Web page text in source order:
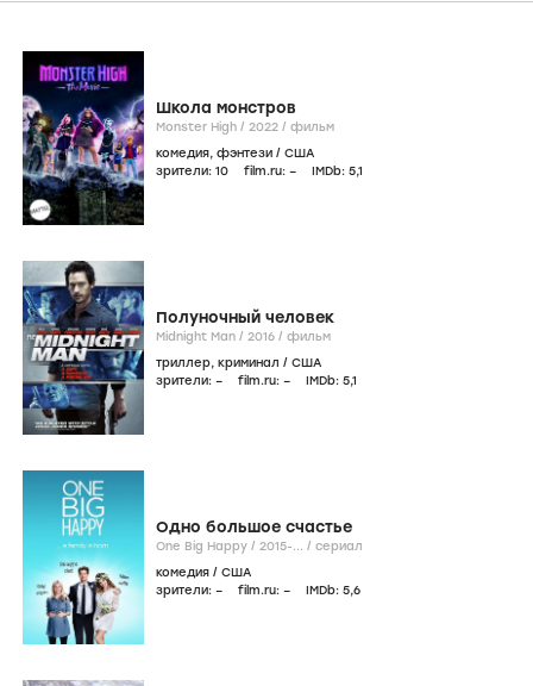
Школа монстров
Monster High / 2022 / фильм
комедия, фэнтези / США
зрители: 10 film.ru: – IMDb: 5,1
Полуночный человек
Midnight Man / 2016 / фильм
триллер, криминал / США
зрители: – film.ru: – IMDb: 5,1
Одно большое счастье
One Big Happy / 2015-... / сериал
комедия / США
зрители: – film.ru: – IMDb: 5,6